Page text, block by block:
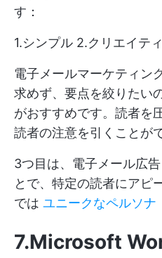
す：
1.シンプル 2.クリエイテ
電子メールマーケティン
求めず、要点を絞りたい
がおすすめです。読者を
読者の注意を引くことが
3つ目は、電子メール広
とで、特定の読者にアピ
では ユニークなペルソナ
7.Microsoft